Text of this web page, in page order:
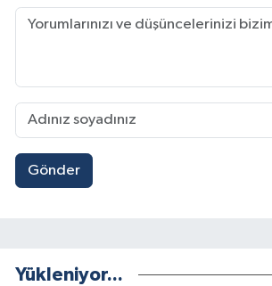
Gönder
Yükleniyor...